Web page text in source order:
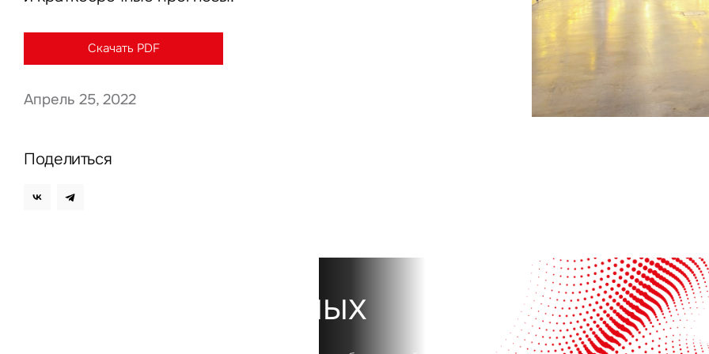
Скачать PDF
Апрель 25, 2022
Поделиться
Платформа данных
Отправить